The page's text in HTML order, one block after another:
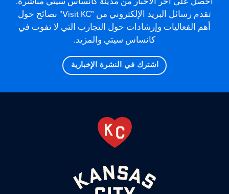
تقدم رسائل البريد الإلكتروني من "Visit KC" نصائح حول
أهم الفعاليات وإرشادات حول التجارب التي لا تفوت في
كانساس سيتي والمزيد.
اشترك في النشرة الإخبارية